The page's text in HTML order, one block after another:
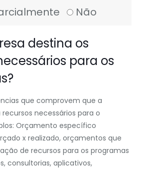
Não
destina os
para os
que comprovem que a
necessários para o
Orçamento específico
x realizado, orçamentos que
de recursos para os programas
consultorias, aplicativos,